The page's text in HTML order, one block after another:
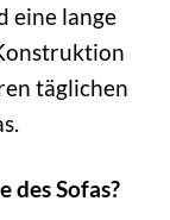
eine lange
täglichen
des Sofas?